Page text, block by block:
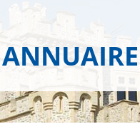
ANNUAIRE